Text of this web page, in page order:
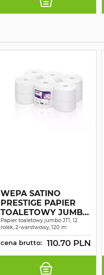
WEPA SATINO
PRESTIGE PAPIER
TOALETOWY JUMBO
CELULOZA
ŚNIEŻNOBIAŁY 2W
120MB A12
Papier toaletowy jumbo JT1, 12
rolek, 2-warstwowy, 120 m
cena brutto: 110.70 PLN